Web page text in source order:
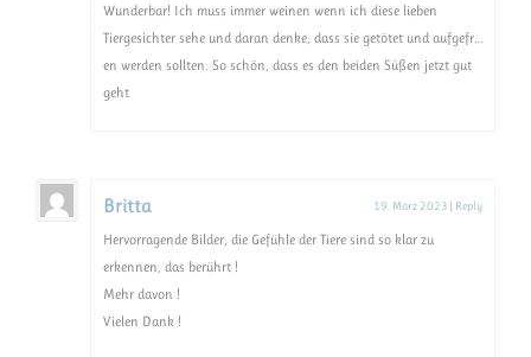
Wunderbar! Ich muss immer weinen wenn ich diese lieben
Tiergesichter sehe und daran denke, dass sie getötet und aufgefr…
en werden sollten. So schön, dass es den beiden Süßen jetzt gut
geht
Britta 19. März 2023 | Reply
Hervorragende Bilder, die Gefühle der Tiere sind so klar zu
erkennen, das berührt !
Mehr davon !
Vielen Dank !